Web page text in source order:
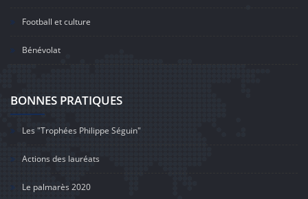
Football et culture
Bénévolat
BONNES PRATIQUES
Les "Trophées Philippe Séguin"
Actions des lauréats
Le palmarès 2020